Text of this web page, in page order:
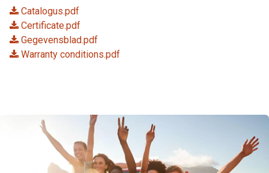
Catalogus.pdf
Certificate.pdf
Gegevensblad.pdf
Warranty conditions.pdf